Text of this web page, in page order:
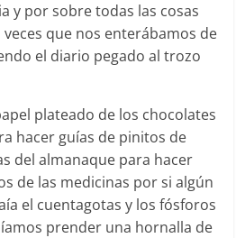
y por sobre todas las cosas
veces que nos enterábamos de
el diario pegado al trozo
plateado de los chocolates
hacer guías de pinitos de
del almanaque para hacer
de las medicinas por si algún
el cuentagotas y los fósforos
prender una hornalla de